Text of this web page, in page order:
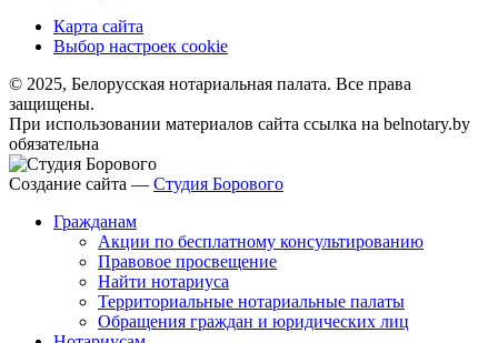
Карта сайта
Выбор настроек cookie
© 2025, Белорусская нотариальная палата. Все права
защищены.
При использовании материалов сайта ссылка на belnotary.by
обязательна
Создание сайта — Студия Борового
Гражданам
Акции по бесплатному консультированию
Правовое просвещение
Найти нотариуса
Территориальные нотариальные палаты
Обращения граждан и юридических лиц